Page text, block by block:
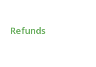
Refunds